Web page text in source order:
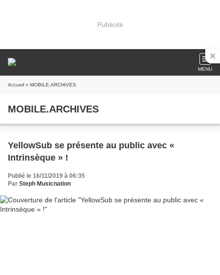
Publicité
MENU
Accueil » MOBILE.ARCHIVES
MOBILE.ARCHIVES
YellowSub se présente au public avec «
Intrinsèque » !
Publié le 16/11/2019 à 06:35
Par Steph Musicnation